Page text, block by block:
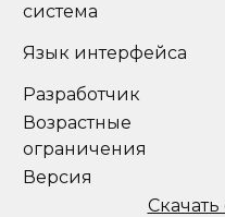
система
Язык интерфейса
Разработчик
Возрастные
ограничения
Версия